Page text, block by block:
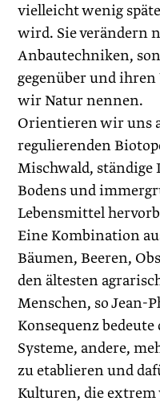
vielleicht wenig
wird. Sie verändern
Anbautechniken,
gegenüber und
wir Natur nennen.
Orientieren wir uns
regulierenden
Mischwald, ständige
Bodens und
Lebensmittel
Eine Kombination
Bäumen, Beeren,
den ältesten
Menschen, so Jean-
Konsequenz
Systeme, andere,
zu etablieren und
Kulturen, die